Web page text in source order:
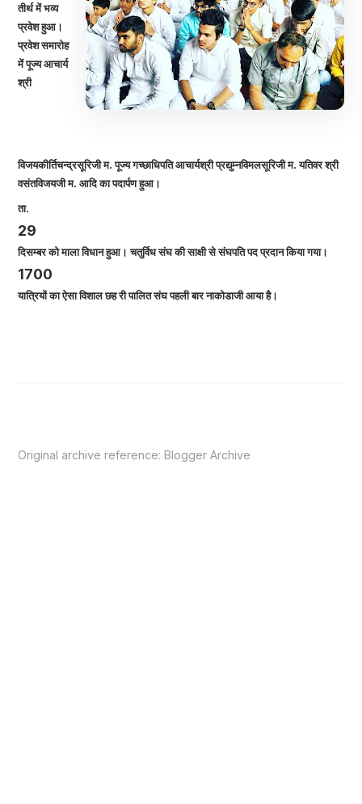
तीर्थ में भव्य
प्रवेश हुआ।
प्रवेश समारोह
में पूज्य आचार्य
श्री
विजयकीर्तिचन्द्रसूरिजी म. पूज्य गच्छाधिपति आचार्यश्री प्रद्युम्नविमलसूरिजी म. यतिवर श्री
वसंतविजयजी म. आदि का पदार्पण हुआ।
ता.
29
दिसम्बर को माला विधान हुआ। चतुर्विध संघ की साक्षी से संघपति पद प्रदान किया गया।
1700
यात्रियों का ऐसा विशाल छह री पालित संघ पहली बार नाकोडाजी आया है।
Original archive reference:Blogger Archive